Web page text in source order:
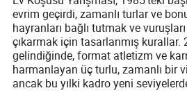
evrim geçirdi, zamanlı turlar ve
hayranları bağlı tutmak ve
çıkarmak için tasarlanmış kurallar.
gelindiğinde, format atletizm ve
harmanlayan üç turlu, zamanlı bir
ancak bu yılki kadro yeni